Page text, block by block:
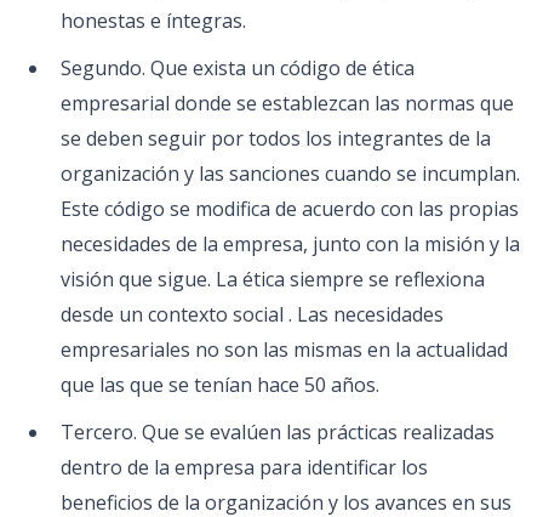
honestas e íntegras.
Segundo. Que exista un código de ética
empresarial donde se establezcan las normas que
se deben seguir por todos los integrantes de la
organización y las sanciones cuando se incumplan.
Este código se modifica de acuerdo con las propias
necesidades de la empresa, junto con la misión y la
visión que sigue. La ética siempre se reflexiona
desde un contexto social . Las necesidades
empresariales no son las mismas en la actualidad
que las que se tenían hace 50 años.
Tercero. Que se evalúen las prácticas realizadas
dentro de la empresa para identificar los
beneficios de la organización y los avances en sus